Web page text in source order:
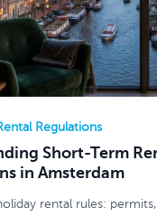
Regulations
Short-Term
in Amsterdam
rental rules: